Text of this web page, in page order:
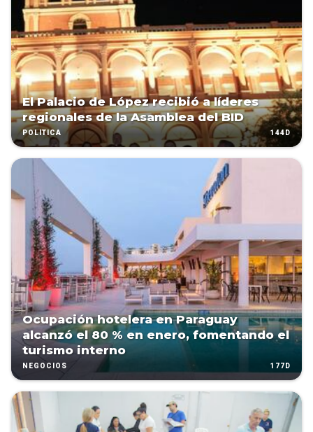
El Palacio de López recibió a líderes
regionales de la Asamblea del BID
POLÍTICA 144D
Ocupación hotelera en Paraguay
alcanzó el 80 % en enero, fomentando el
turismo interno
NEGOCIOS 177D